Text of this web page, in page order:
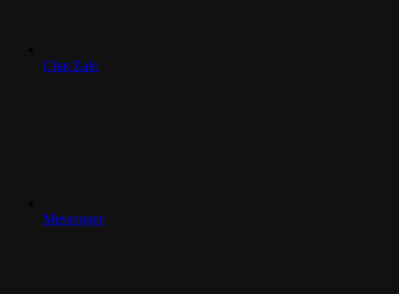
Chat Zalo
Messenger